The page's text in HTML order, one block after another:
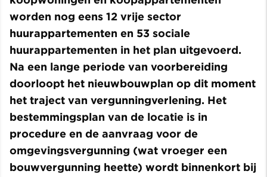
worden nog eens 12 vrije sector
huurappartementen en 53 sociale
huurappartementen in het plan uitgevoerd.
Na een lange periode van voorbereiding
doorloopt het nieuwbouwplan op dit moment
het traject van vergunningverlening. Het
bestemmingsplan van de locatie is in
procedure en de aanvraag voor de
omgevingsvergunning (wat vroeger een
bouwvergunning heette) wordt binnenkort bij